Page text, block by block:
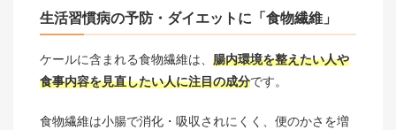
生活習慣病の予防・ダイエットに「食物繊維」
ケールに含まれる食物繊維は、 腸内環境を整えたい人や
食事内容を見直したい人に注目の成分です。
食物繊維は小腸で消化・吸収されにくく、便のかさを増